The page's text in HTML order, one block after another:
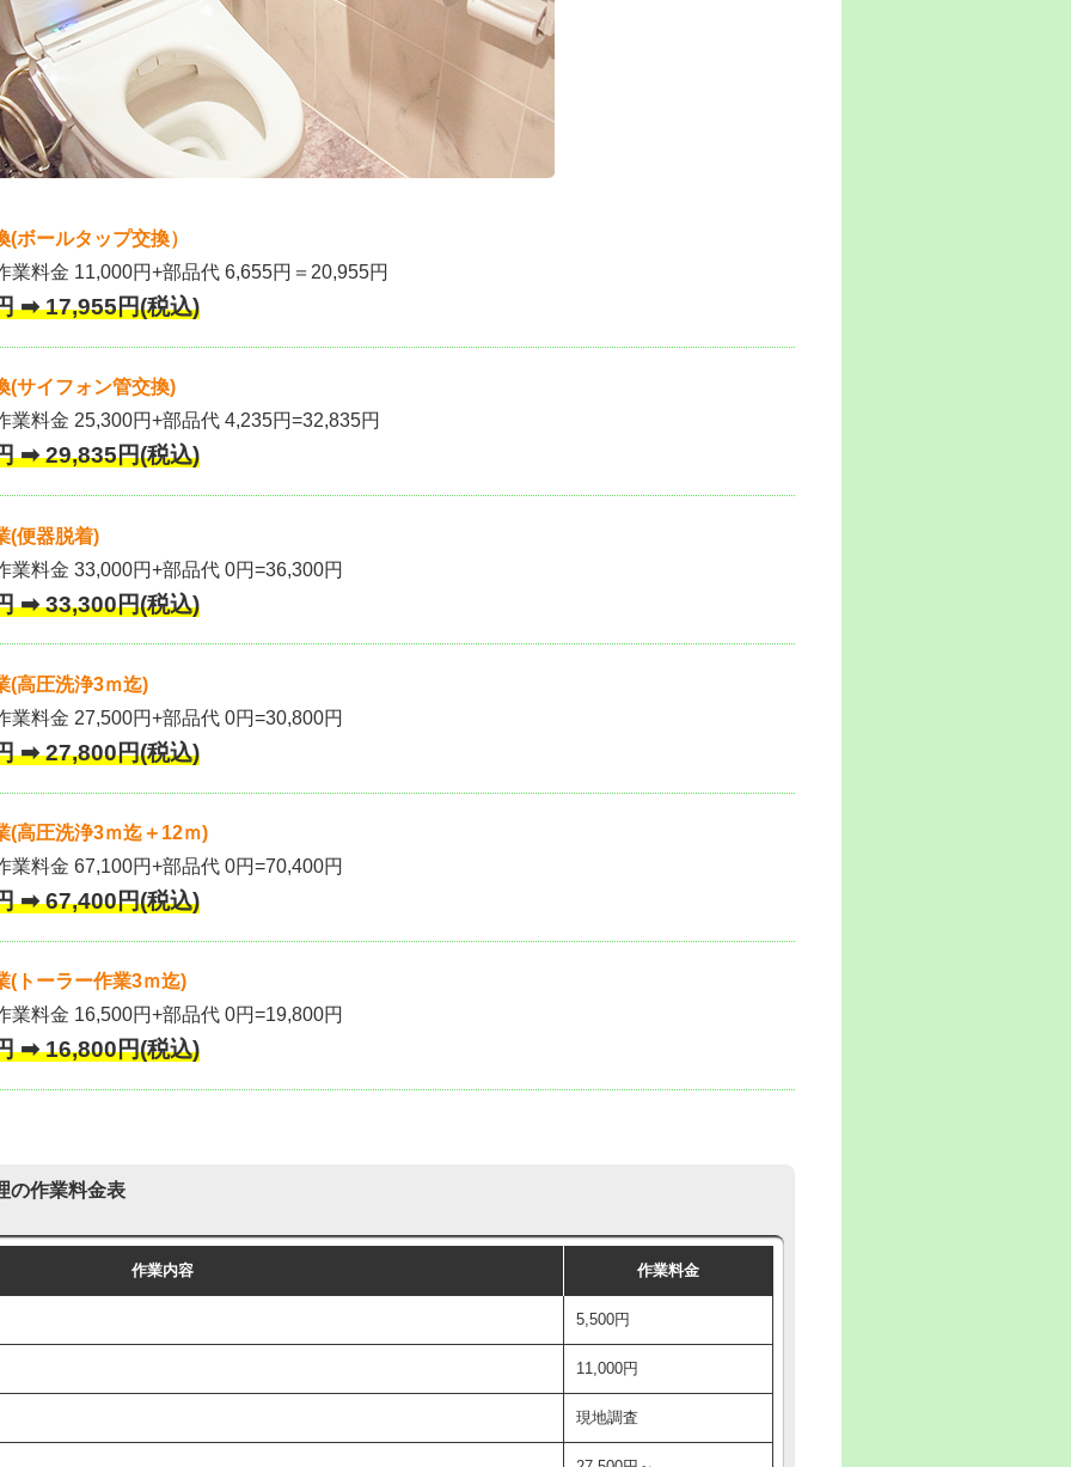
ボールタップ交換）
業料金 11,000円+部品代 6,655円＝20,955円
➡ 17,955円(税込)
(サイフォン管交換)
業料金 25,300円+部品代 4,235円=32,835円
➡ 29,835円(税込)
(便器脱着)
業料金 33,000円+部品代 0円=36,300円
➡ 33,300円(税込)
(高圧洗浄3ｍ迄)
業料金 27,500円+部品代 0円=30,800円
➡ 27,800円(税込)
(高圧洗浄3ｍ迄＋12ｍ)
業料金 67,100円+部品代 0円=70,400円
➡ 67,400円(税込)
(トーラー作業3ｍ迄)
業料金 16,500円+部品代 0円=19,800円
➡ 16,800円(税込)
の作業料金表
作業内容 作業料金
5,500円
11,000円
現地調査